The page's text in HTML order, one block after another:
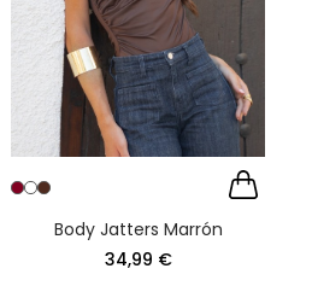
Body Jatters Marrón
34,99 €